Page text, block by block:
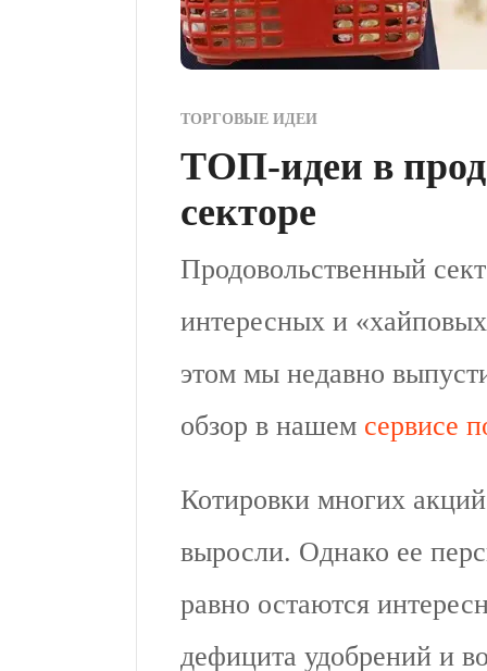
ТОРГОВЫЕ ИДЕИ
ТОП-идеи в
секторе
Продовольственный
интересных и
этом мы недавно
обзор в нашем сервисе
Котировки многих
выросли. Однако ее
равно остаются
дефицита удобрений и